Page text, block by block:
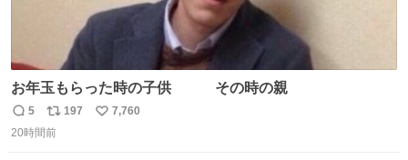
お年玉もらった時の子供 その時の親
返
信
5
リ
ポ
197
い
7,760
20時間前